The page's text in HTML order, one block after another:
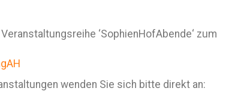
‘SophienHofAbende‘ zum
wenden Sie sich bitte direkt an: